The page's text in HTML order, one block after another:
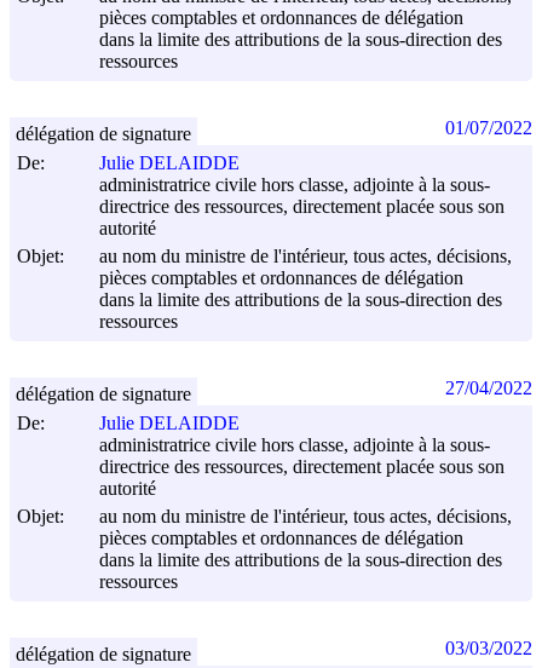
pièces comptables et ordonnances de délégation
dans la limite des attributions de la sous-direction des
ressources
De:
Julie DELAIDDE
administratrice civile hors classe, adjointe à la sous-
directrice des ressources, directement placée sous son
autorité
Objet:
au nom du ministre de l'intérieur, tous actes, décisions,
pièces comptables et ordonnances de délégation
dans la limite des attributions de la sous-direction des
ressources
délégation de signature 01/07/2022
De:
Julie DELAIDDE
administratrice civile hors classe, adjointe à la sous-
directrice des ressources, directement placée sous son
autorité
Objet:
au nom du ministre de l'intérieur, tous actes, décisions,
pièces comptables et ordonnances de délégation
dans la limite des attributions de la sous-direction des
ressources
délégation de signature 27/04/2022
délégation de signature 03/03/2022